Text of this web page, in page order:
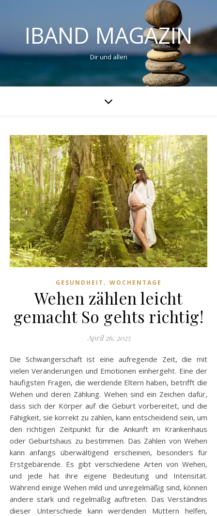
IBAND MAGAZIN
Dir und allen
GESUNDHEIT , WOCHENTAGE
Wehen zählen leicht
gemacht So gehts richtig!
April 26, 2025
Die Schwangerschaft ist eine aufregende Zeit, die mit
vielen Veränderungen und Emotionen einhergeht. Eine der
häufigsten Fragen, die werdende Eltern haben, betrifft die
Wehen und deren Zählung. Wehen sind ein Zeichen dafür,
dass sich der Körper auf die Geburt vorbereitet, und die
Fähigkeit, sie korrekt zu zählen, kann entscheidend sein, um
den richtigen Zeitpunkt für die Ankunft im Krankenhaus
oder Geburtshaus zu bestimmen. Das Zählen von Wehen
kann anfangs überwältigend erscheinen, besonders für
Erstgebärende. Es gibt verschiedene Arten von Wehen,
und jede hat ihre eigene Bedeutung und Intensität.
Während einige Wehen mild und unregelmäßig sind, können
andere stark und regelmäßig auftreten. Das Verständnis
dieser Unterschiede kann werdenden Müttern helfen,